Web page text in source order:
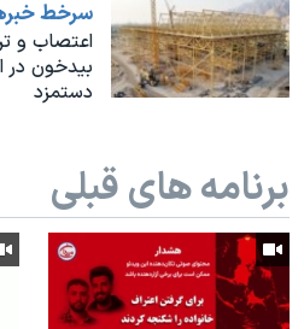
نرگس محمدی برنده جایزه نوبل صلح
همایش محافظه‌کاران آمریکا «سی‌پک»
سفر پرزیدنت ترامپ به چین
سرخط
اعتصاب و
بیدخون در
دستمزد
برنامه های قبلی